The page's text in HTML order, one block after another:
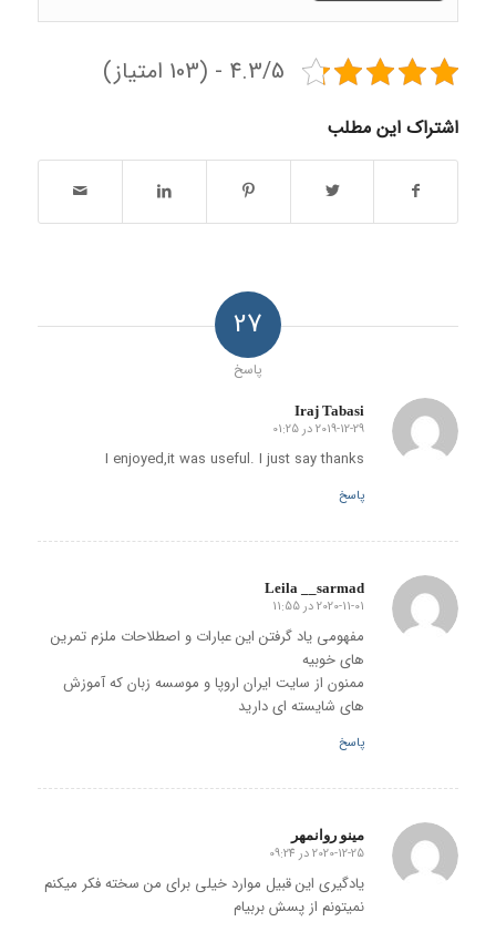
4.3/5 - (103 امتیاز)
اشتراک این مطلب
27
پاسخ
Iraj Tabasi
گفته:
2019-12-29 در 01:25
I enjoyed,it was useful. I just say thanks
پاسخ
Leila __sarmad
گفته:
2020-11-01 در 11:55
مفهومی یاد گرفتن این عبارات و اصطلاحات ملزم تمرین
های خوبیه
ممنون از سایت ایران اروپا و موسسه زبان که آموزش
های شایسته ای دارید
پاسخ
مینو روانمهر
گفته:
2020-12-25 در 09:24
یادگیری این قبیل موارد خیلی برای من سخته فکر میکنم
نمیتونم از پسش بربیام